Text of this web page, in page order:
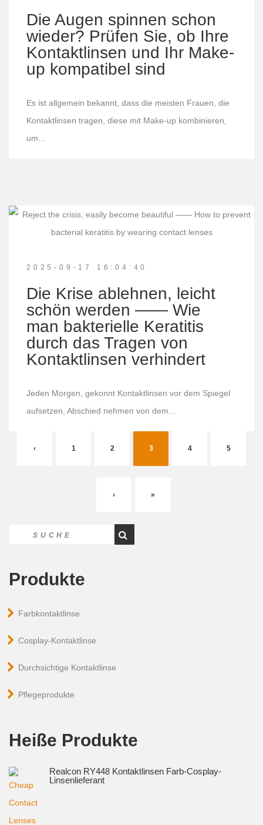
Die Augen spinnen schon
wieder? Prüfen Sie, ob Ihre
Kontaktlinsen und Ihr Make-
up kompatibel sind
Es ist allgemein bekannt, dass die meisten Frauen, die
Kontaktlinsen tragen, diese mit Make-up kombinieren,
um...
2025-09-17 16:04:40
Die Krise ablehnen, leicht
schön werden —— Wie
man bakterielle Keratitis
durch das Tragen von
Kontaktlinsen verhindert
Jeden Morgen, gekonnt Kontaktlinsen vor dem Spiegel
aufsetzen, Abschied nehmen von dem...
‹ 1 2 3 4 5
› »
Produkte
Farbkontaktlinse
Cosplay-Kontaktlinse
Durchsichtige Kontaktlinse
Pflegeprodukte
Heiße Produkte
Realcon RY448 Kontaktlinsen Farb-Cosplay-
Linsenlieferant